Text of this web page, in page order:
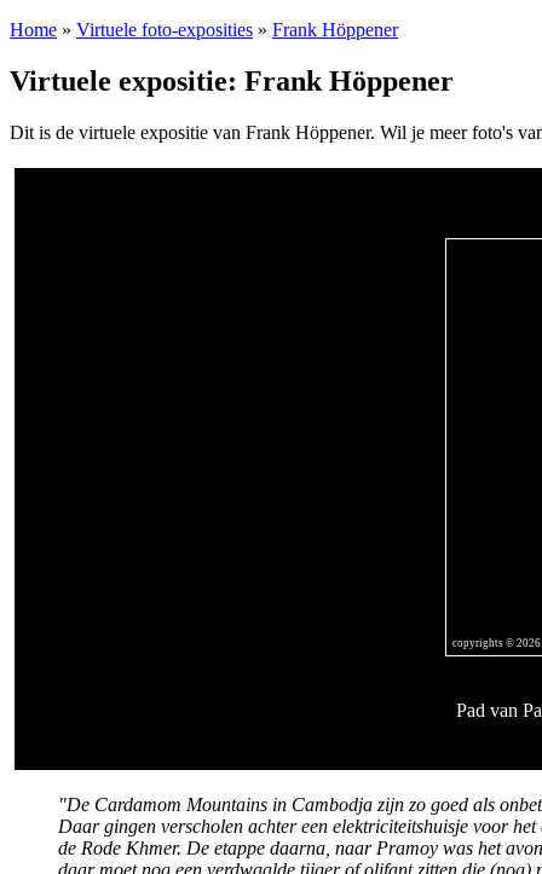
Home » Virtuele foto-exposities » Frank Höppener
Virtuele expositie: Frank Höppener
Dit is de virtuele expositie van Frank Höppener. Wil je meer foto's
copyrights © 2026
Pad van
"De Cardamom Mountains in Cambodja zijn zo goed als
Daar gingen verscholen achter een elektriciteitshuisje voor
de Rode Khmer. De etappe daarna, naar Pramoy was het
daar moet nog een verdwaalde tijger of olifant zitten die